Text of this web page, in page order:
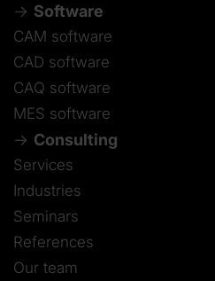
Software
CAM software
CAD software
CAQ software
MES software
Consulting
Services
Industries
Seminars
References
Our team